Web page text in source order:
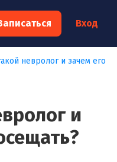
Вход
невролог и зачем его
и
×
к